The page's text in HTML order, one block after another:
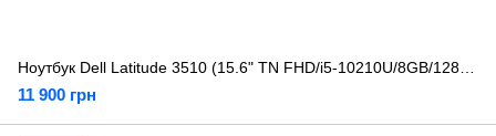
11 900 грн